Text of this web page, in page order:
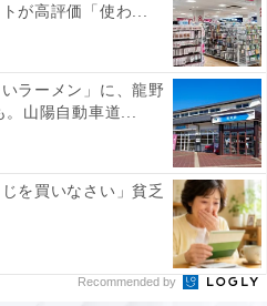
が高評価「使わ...
ラーメン」に、龍野
。山陽自動車道...
を買いなさい」貧乏
Recommended by